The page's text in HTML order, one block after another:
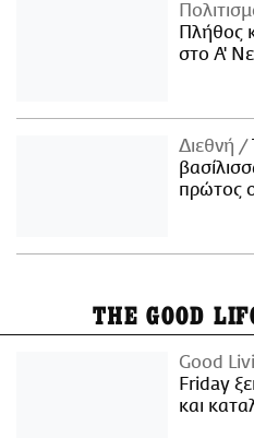
Πλήθος
στο Α'
Διεθνή
πρώτος
THE GOOD
Good
Friday
και